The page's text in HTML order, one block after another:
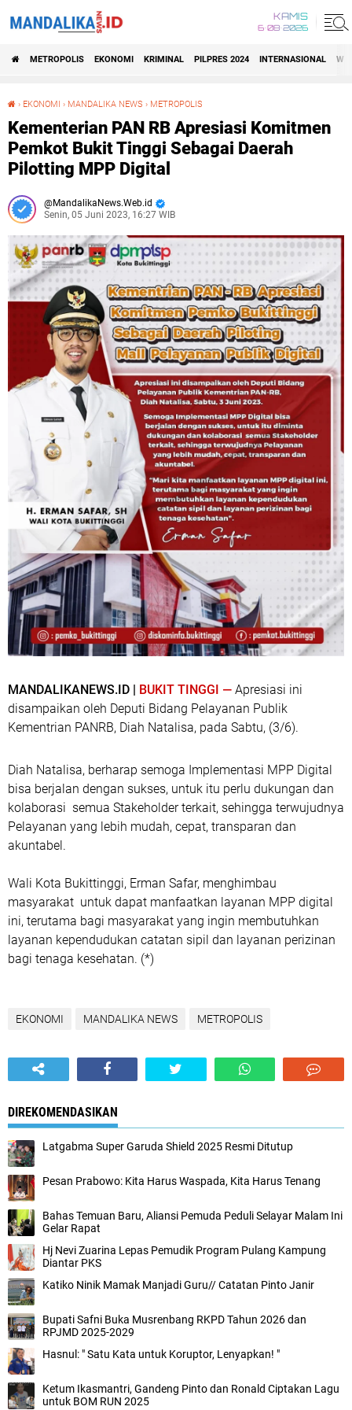
KAMIS
6•08•2026
METROPOLIS EKONOMI KRIMINAL PILPRES 2024 INTERNASIONAL
› EKONOMI › MANDALIKA NEWS › METROPOLIS
Kementerian PAN RB Apresiasi Komitmen
Pemkot Bukit Tinggi Sebagai Daerah
Pilotting MPP Digital
MandalikaNews.Web.id
Senin, 05 Juni 2023, 16:27 WIB
MANDALIKANEWS.ID | BUKIT TINGGI — Apresiasi ini
disampaikan oleh Deputi Bidang Pelayanan Publik
Kementrian PANRB, Diah Natalisa, pada Sabtu, (3/6).
Diah Natalisa, berharap semoga Implementasi MPP Digital
bisa berjalan dengan sukses, untuk itu perlu dukungan dan
kolaborasi semua Stakeholder terkait, sehingga terwujudnya
Pelayanan yang lebih mudah, cepat, transparan dan
akuntabel.
Wali Kota Bukittinggi, Erman Safar, menghimbau
masyarakat untuk dapat manfaatkan layanan MPP digital
ini, terutama bagi masyarakat yang ingin membutuhkan
layanan kependudukan catatan sipil dan layanan perizinan
bagi tenaga kesehatan. (*)
EKONOMI MANDALIKA NEWS METROPOLIS
DIREKOMENDASIKAN
Latgabma Super Garuda Shield 2025 Resmi Ditutup
Pesan Prabowo: Kita Harus Waspada, Kita Harus Tenang
Bahas Temuan Baru, Aliansi Pemuda Peduli Selayar Malam Ini
Gelar Rapat
Hj Nevi Zuarina Lepas Pemudik Program Pulang Kampung
Diantar PKS
Katiko Ninik Mamak Manjadi Guru// Catatan Pinto Janir
Bupati Safni Buka Musrenbang RKPD Tahun 2026 dan
RPJMD 2025-2029
Hasnul: " Satu Kata untuk Koruptor, Lenyapkan! "
Ketum Ikasmantri, Gandeng Pinto dan Ronald Ciptakan Lagu
untuk BOM RUN 2025